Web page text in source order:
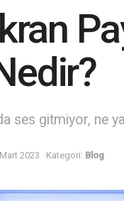
ses gitmiyor, ne
2023 Kategori: Blog